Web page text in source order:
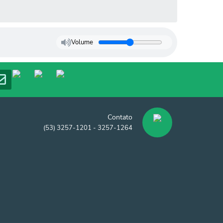
Volume
Contato
(53) 3257-1201 - 3257-1264